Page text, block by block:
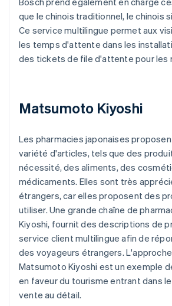
que le chinois traditionnel, le chinois
Ce service multilingue permet aux
les temps d'attente dans les
des tickets de file d'attente pour les
Matsumoto Kiyoshi
Les pharmacies japonaises
variété d'articles, tels que des
nécessité, des aliments, des
médicaments. Elles sont très
étrangers, car elles proposent des
utiliser. Une grande chaîne de
Kiyoshi, fournit des descriptions de
service client multilingue afin de
des voyageurs étrangers.
Matsumoto Kiyoshi est un exemple
en faveur du tourisme entrant dans
vente au détail.